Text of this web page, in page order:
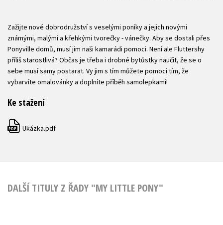
Zažijte nové dobrodružství s veselými poníky a jejich novými
známými, malými a křehkými tvorečky - vánečky. Aby se dostali přes
Ponyville domů, musí jim naši kamarádi pomoci. Není ale Fluttershy
příliš starostlivá? Občas je třeba i drobné bytůstky naučit, že se o
sebe musí samy postarat. Vy jim s tím můžete pomoci tím, že
vybarvíte omalovánky a doplníte příběh samolepkami!
Ke stažení
PDF Ukázka.pdf
DALŠÍ TITULY Z ŘADY "MY LITTLE PONY"